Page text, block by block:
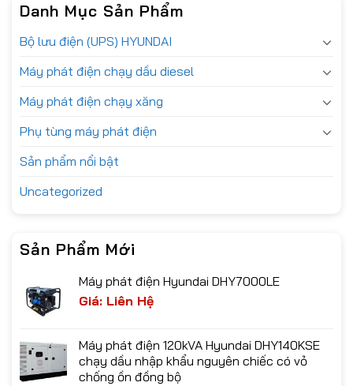
Danh Mục Sản Phẩm
Bộ lưu điện (UPS) HYUNDAI
Máy phát điện chạy dầu diesel
Máy phát điện chạy xăng
Phụ tùng máy phát điện
Sản phẩm nổi bật
Uncategorized
Sản Phẩm Mới
Máy phát điện Hyundai DHY7000LE
Giá: Liên Hệ
Máy phát điện 120kVA Hyundai DHY140KSE
chạy dầu nhập khẩu nguyên chiếc có vỏ
chống ồn đồng bộ